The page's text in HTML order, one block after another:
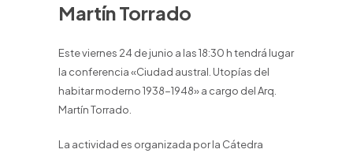
Martín Torrado
Este viernes 24 de junio a las 18:30 h tendrá lugar
la conferencia «Ciudad austral. Utopías del
habitar moderno 1938-1948» a cargo del Arq.
Martín Torrado.
La actividad es organizada por la Cátedra